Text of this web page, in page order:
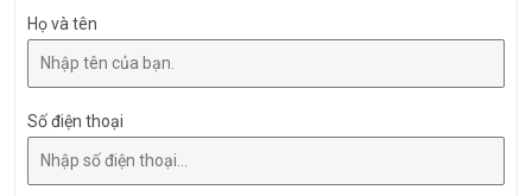
Họ và tên
Số điện thoại